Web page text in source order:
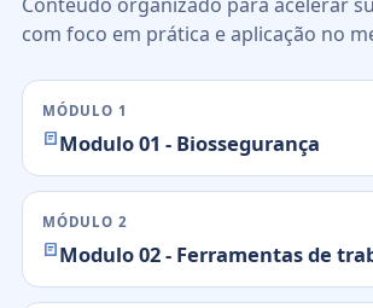
com foco em prática e aplicação no
MÓDULO 1
Modulo 01 - Biossegurança
MÓDULO 2
Modulo 02 - Ferramentas de